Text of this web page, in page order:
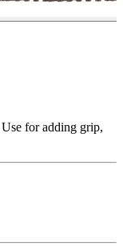
for adding grip,